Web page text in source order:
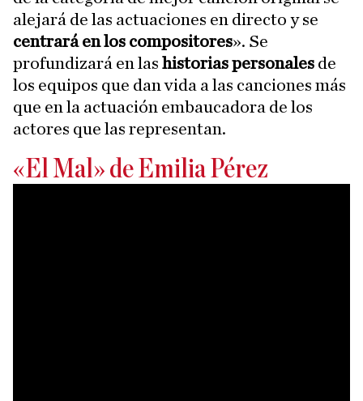
alejará de las actuaciones en directo y se
centrará en los compositores». Se
profundizará en las historiaspersonales de
los equipos que dan vida a las canciones más
que en la actuación embaucadora de los
actores que las representan.
«El Mal» de Emilia Pérez